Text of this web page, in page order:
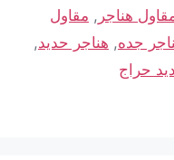
هناجر , مقاول
جده, هناجر حديد,
حراج